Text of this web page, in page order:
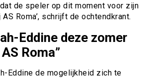
de speler op dit moment voor zijn
Roma’, schrijft de ochtendkrant.
Eddine deze zomer
Roma”
Eddine de mogelijkheid zich te